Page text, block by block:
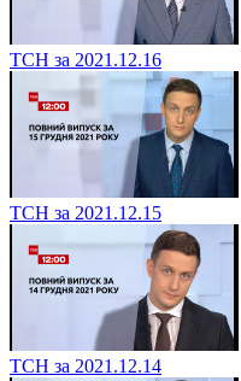
ТСН за 2021.12.16
ТСН за 2021.12.15
ТСН за 2021.12.14